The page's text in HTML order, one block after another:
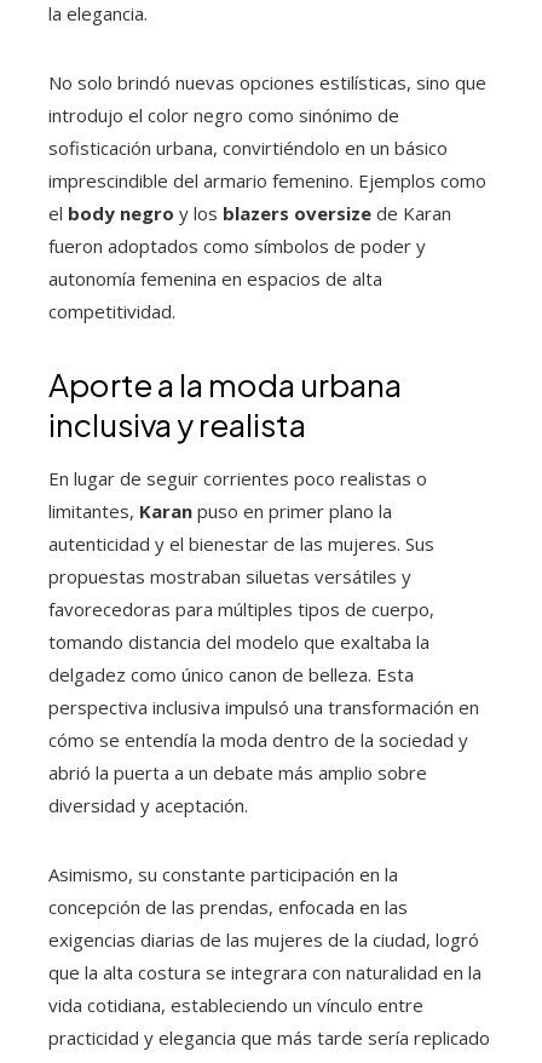
la elegancia.
No solo brindó nuevas opciones estilísticas, sino que
introdujo el color negro como sinónimo de
sofisticación urbana, convirtiéndolo en un básico
imprescindible del armario femenino. Ejemplos como
el body negro y los blazers oversize de Karan
fueron adoptados como símbolos de poder y
autonomía femenina en espacios de alta
competitividad.
Aporte a la moda urbana
inclusiva y realista
En lugar de seguir corrientes poco realistas o
limitantes, Karan puso en primer plano la
autenticidad y el bienestar de las mujeres. Sus
propuestas mostraban siluetas versátiles y
favorecedoras para múltiples tipos de cuerpo,
tomando distancia del modelo que exaltaba la
delgadez como único canon de belleza. Esta
perspectiva inclusiva impulsó una transformación en
cómo se entendía la moda dentro de la sociedad y
abrió la puerta a un debate más amplio sobre
diversidad y aceptación.
Asimismo, su constante participación en la
concepción de las prendas, enfocada en las
exigencias diarias de las mujeres de la ciudad, logró
que la alta costura se integrara con naturalidad en la
vida cotidiana, estableciendo un vínculo entre
practicidad y elegancia que más tarde sería replicado